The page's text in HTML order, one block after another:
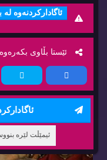
ئاگاداركردنه‌وه‌
ئێستا بڵاوی بكه‌ره‌وه‌